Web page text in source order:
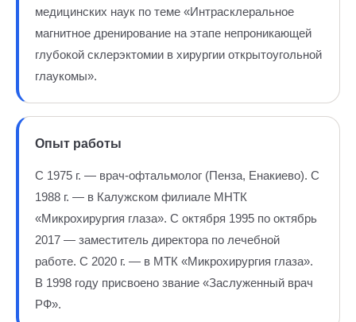
медицинских наук по теме «Интрасклеральное
магнитное дренирование на этапе непроникающей
глубокой склерэктомии в хирургии открытоугольной
глаукомы».
Опыт работы
С 1975 г. — врач-офтальмолог (Пенза, Енакиево). С
1988 г. — в Калужском филиале МНТК
«Микрохирургия глаза». С октября 1995 по октябрь
2017 — заместитель директора по лечебной
работе. С 2020 г. — в МТК «Микрохирургия глаза».
В 1998 году присвоено звание «Заслуженный врач
РФ».